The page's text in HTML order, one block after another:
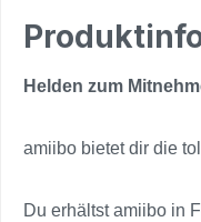
Helden zum
amiibo bietet dir die
Du erhältst amiibo in